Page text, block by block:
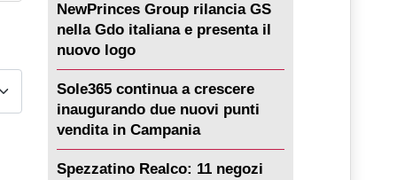
NewPrinces Group rilancia GS
nella Gdo italiana e presenta il
nuovo logo
Sole365 continua a crescere
inaugurando due nuovi punti
vendita in Campania
Spezzatino Realco: 11 negozi